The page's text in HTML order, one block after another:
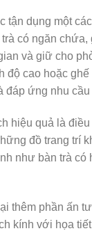
dụng một
có ngăn
và giữ cho
độ cao hoặc
ứng nhu
hiệu quả là
đồ trang trí
như bàn trà
thêm phần ấn
kính với họa